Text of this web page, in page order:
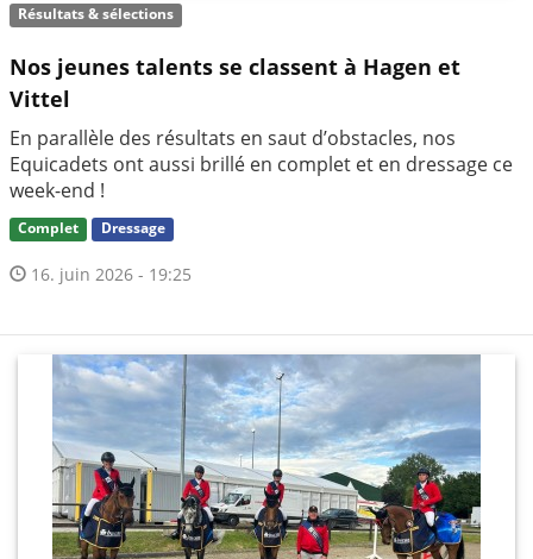
Résultats & sélections
Nos jeunes talents se classent à Hagen et
Vittel
En parallèle des résultats en saut d’obstacles, nos
Equicadets ont aussi brillé en complet et en dressage ce
week-end !
Complet Dressage
16. juin 2026 - 19:25